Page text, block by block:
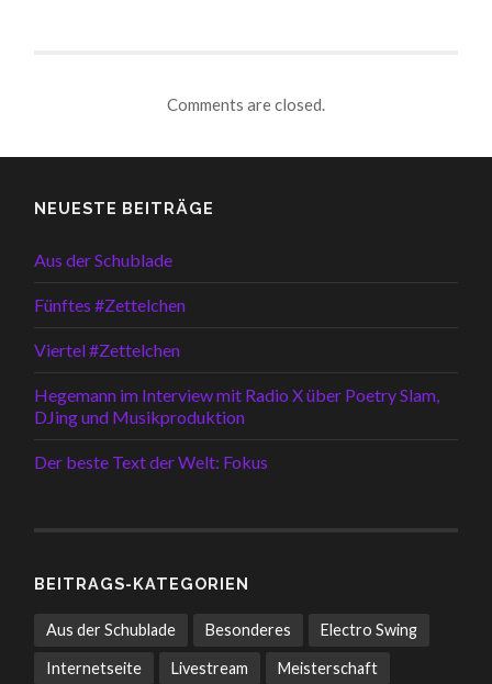
Comments are closed.
NEUESTE BEITRÄGE
Aus der Schublade
Fünftes #Zettelchen
Viertel #Zettelchen
Hegemann im Interview mit Radio X über Poetry Slam,
DJing und Musikproduktion
Der beste Text der Welt: Fokus
BEITRAGS-KATEGORIEN
Aus der Schublade Besonderes Electro Swing
Internetseite Livestream Meisterschaft